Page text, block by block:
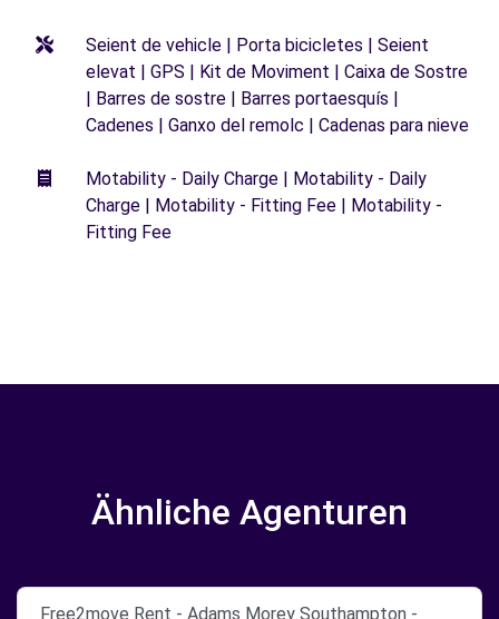
Seient de vehicle | Porta bicicletes | Seient
elevat | GPS | Kit de Moviment | Caixa de Sostre
| Barres de sostre | Barres portaesquís |
Cadenes | Ganxo del remolc | Cadenas para nieve
Motability - Daily Charge | Motability - Daily
Charge | Motability - Fitting Fee | Motability -
Fitting Fee
Ähnliche Agenturen
Free2move Rent - Adams Morey Southampton -